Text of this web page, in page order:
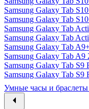
Samsung Galaxy Tab
Samsung Galaxy Tab
Samsung Galaxy Tab
Samsung Galaxy Tab
Samsung Galaxy Tab
Samsung Galaxy Tab A9
Samsung Galaxy Tab S9
Samsung Galaxy Tab S9
Умные часы и браслеты